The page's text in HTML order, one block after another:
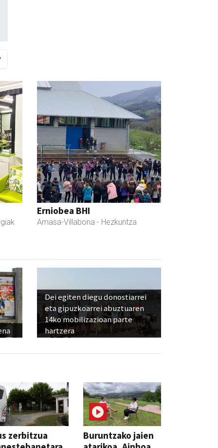
Erniobea BHI
Amasa-Villabona - Hezkuntza
Dei egiten diegu donostiarrei
eta gipuzkoarrei abuztuaren
14ko mobilizazioan parte
hartzera
zerbitzua
Buruntzako jaien